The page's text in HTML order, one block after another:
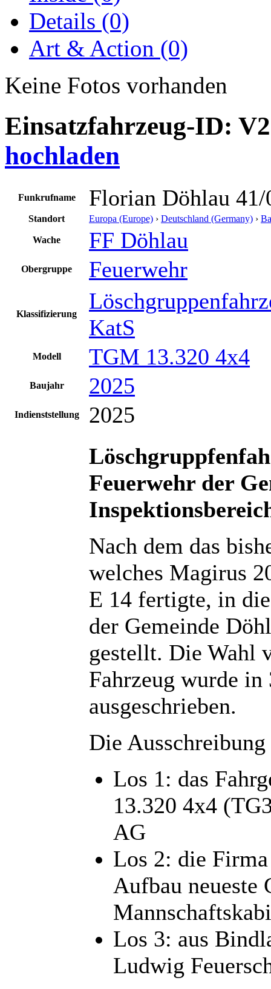
Details (0)
Art & Action (0)
Keine Fotos vorhanden
Einsatzfahrzeug-ID:
hochladen
Funkrufname Florian Döhlau 41/
Standort Europa (Europe) › Deutschland (Germany) ›
Wache FF Döhlau
Obergruppe Feuerwehr
Klassifizierung
KatS
Modell TGM 13.320 4x4
Baujahr 2025
Indienststellung
2025
Feuerwehr der
Nach dem das
welches Magirus
E 14 fertigte, in
der Gemeinde
gestellt. Die Wahl
Fahrzeug wurde
ausgeschrieben.
Die
Los 1: das
13.320 4x4
AG
Los 2: die
Aufbau neueste
Los 3: aus
Ludwig